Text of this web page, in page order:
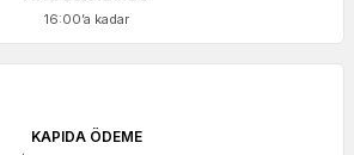
16:00’a kadar
KAPIDA ÖDEME